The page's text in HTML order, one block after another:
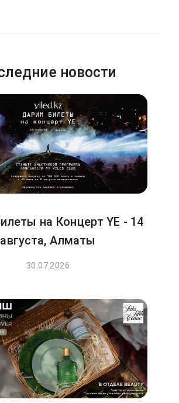
новости
на Концерт YE - 14
августа, Алматы
30.07.2026